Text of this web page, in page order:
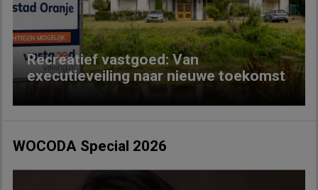
Recreatief vastgoed: Van
executieveiling naar nieuwe toekomst
WOCODA Special 2026